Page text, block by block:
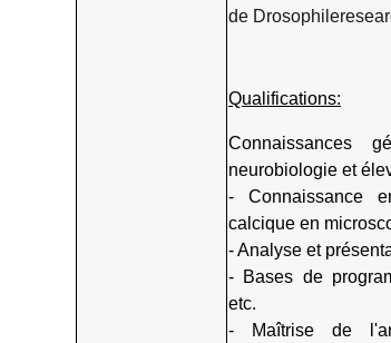
de
Qualifications:
Connaissances
neurobiologie et
- Connaissance
calcique en
- Analyse et
- Bases de
etc.
- Maîtrise de